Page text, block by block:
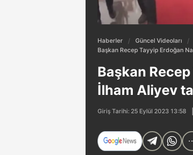
Haberler
Güncel Videoları
Başkan Recep Tayyip Erdoğan
Başkan
İlham Aliyev
Giriş Tarihi: 25 Eylül 2023 13:58